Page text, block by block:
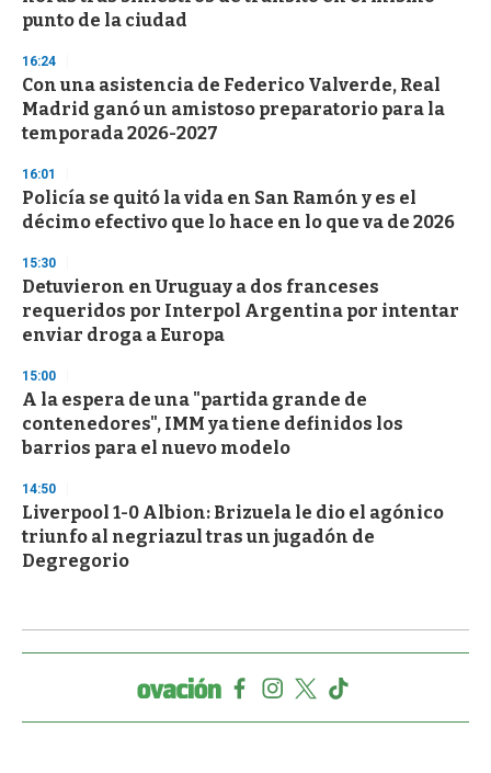
punto de la ciudad
16:24
Con una asistencia de Federico Valverde, Real
Madrid ganó un amistoso preparatorio para la
temporada 2026-2027
16:01
Policía se quitó la vida en San Ramón y es el
décimo efectivo que lo hace en lo que va de 2026
15:30
Detuvieron en Uruguay a dos franceses
requeridos por Interpol Argentina por intentar
enviar droga a Europa
15:00
A la espera de una "partida grande de
contenedores", IMM ya tiene definidos los
barrios para el nuevo modelo
14:50
Liverpool 1-0 Albion: Brizuela le dio el agónico
triunfo al negriazul tras un jugadón de
Degregorio